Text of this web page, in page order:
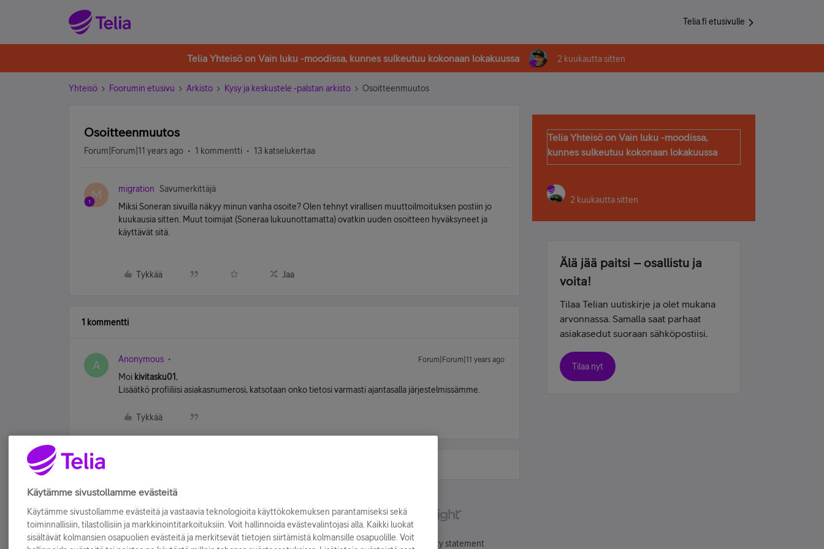
Telia.fi etusivulle
Telia Yhteisö on Vain luku -moodissa, kunnes sulkeutuu kokonaan lokakuussa 2 kuukautta sitten
Yhteisö Foorumin etusivu Arkisto Kysy ja keskustele -palstan arkisto Osoitteenmuutos
Osoitteenmuutos
Forum|Forum|11 years ago 1 kommentti 13 katselukertaa
M migration
Savumerkittäjä
Miksi Soneran sivuilla näkyy minun vanha osoite? Olen tehnyt virallisen muuttoilmoituksen postiin jo
kuukausia sitten. Muut toimijat (Soneraa lukuunottamatta) ovatkin uuden osoitteen hyväksyneet ja
käyttävät sitä.
Tykkää Jaa
1 kommentti
A Anonymous Forum|Forum|11 years ago
Moi kivitasku01 ,
Lisäätkö profiiliisi asiakasnumerosi, katsotaan onko tietosi varmasti ajantasalla järjestelmissämme.
Tykkää
Telia Yhteisö on Vain luku -moodissa,
kunnes sulkeutuu kokonaan lokakuussa
2 kuukautta sitten
Älä jää paitsi – osallistu ja
voita!
Tilaa Telian uutiskirje ja olet mukana
arvonnassa. Samalla saat parhaat
asiakasedut suoraan sähköpostiisi.
Tilaa nyt
Käyttöehdot Accessibility statement
Käytämme sivustollamme evästeitä
Käytämme sivustollamme evästeitä ja vastaavia teknologioita käyttökokemuksen parantamiseksi sekä
toiminnallisiin, tilastollisiin ja markkinointitarkoituksiin. Voit hallinnoida evästevalintojasi alla. Kaikki luokat
sisältävät kolmansien osapuolien evästeitä ja merkitsevät tietojen siirtämistä kolmansille osapuolille. Voit